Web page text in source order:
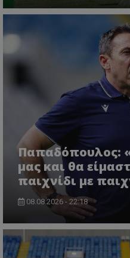
Παπαδόπουλος:
μας και θα
παιχνίδι με
08.08.2026 - 22:18